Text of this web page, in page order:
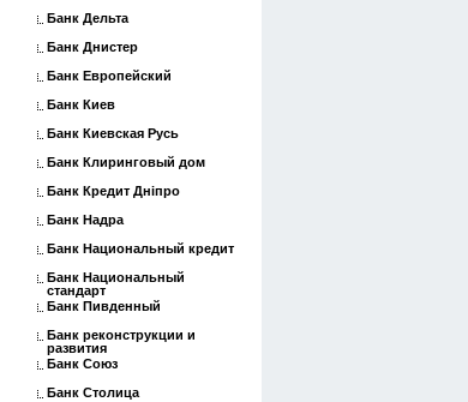
Банк Дельта
Банк Днистер
Банк Европейский
Банк Киев
Банк Киевская Русь
Банк Клиринговый дом
Банк Кредит Дніпро
Банк Надра
Банк Национальный кредит
Банк Национальный
стандарт
Банк Пивденный
Банк реконструкции и
развития
Банк Союз
Банк Столица